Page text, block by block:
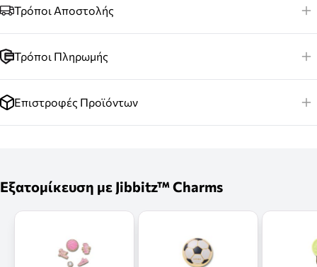
Τρόποι Αποστολής
Τρόποι Πληρωμής
Επιστροφές Προϊόντων
Εξατομίκευση με Jibbitz™ Charms